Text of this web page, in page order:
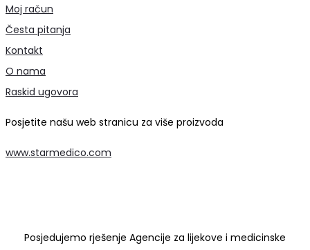
Moj račun
Česta pitanja
Kontakt
O nama
Raskid ugovora
Posjetite našu web stranicu za više proizvoda
www.starmedico.com
Posjedujemo rješenje Agencije za lijekove i medicinske